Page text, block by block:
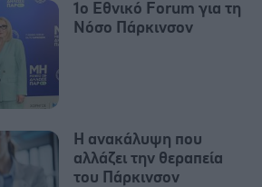
1ο Εθνικό Forum για τη
Νόσο Πάρκινσον
Η ανακάλυψη που
αλλάζει την θεραπεία
του Πάρκινσον